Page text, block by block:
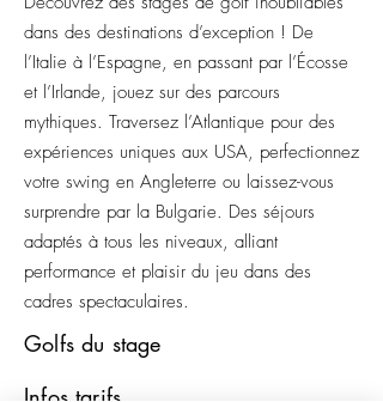
dans des destinations d’exception ! De
l’Italie à l’Espagne, en passant par l’Écosse
et l’Irlande, jouez sur des parcours
mythiques. Traversez l’Atlantique pour des
expériences uniques aux USA, perfectionnez
votre swing en Angleterre ou laissez-vous
surprendre par la Bulgarie. Des séjours
adaptés à tous les niveaux, alliant
performance et plaisir du jeu dans des
cadres spectaculaires.
Golfs du stage
Infos tarifs